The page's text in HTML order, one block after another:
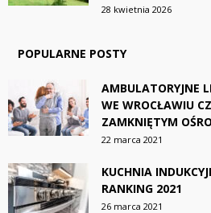
28 kwietnia 2026
POPULARNE POSTY
AMBULATORYJNE
WE WROCŁAWIU
ZAMKNIĘTYM
22 marca 2021
KUCHNIA
RANKING 2021
26 marca 2021